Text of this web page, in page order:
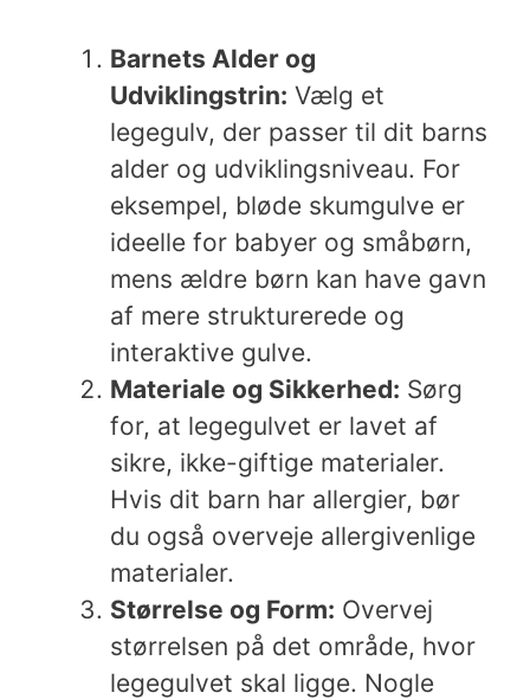
Barnets Alder og
Udviklingstrin: Vælg et
legegulv, der passer til dit barns
alder og udviklingsniveau. For
eksempel, bløde skumgulve er
ideelle for babyer og småbørn,
mens ældre børn kan have gavn
af mere strukturerede og
interaktive gulve.
Materiale og Sikkerhed: Sørg
for, at legegulvet er lavet af
sikre, ikke-giftige materialer.
Hvis dit barn har allergier, bør
du også overveje allergivenlige
materialer.
Størrelse og Form: Overvej
størrelsen på det område, hvor
legegulvet skal ligge. Nogle